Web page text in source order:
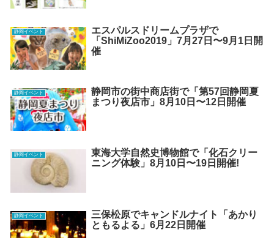
静岡イベント
エスパルスドリームプラザで
「ShiMiZoo2019」7月27日〜9月1日開
催
静岡イベント
静岡市の街中商店街で「第57回静岡夏
まつり夜店市」8月10日〜12日開催
静岡イベント
東海大学自然史博物館で「化石クリー
ニング体験」8月10日〜19日開催!
静岡イベント
三保松原でキャンドルナイト「あかり
ともるよる」6月22日開催